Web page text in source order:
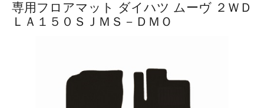
専用フロアマット ダイハツ ムーヴ ２ＷＤ
ＬＡ１５０ＳＪＭＳ－ＤＭＯ